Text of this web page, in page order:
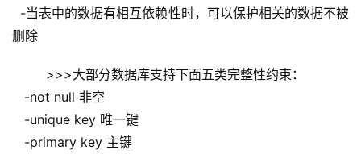
-当表中的数据有相互依赖性时，可以保护相关的数据不被
删除
>>>大部分数据库支持下面五类完整性约束：
-not null 非空
-unique key 唯一键
-primary key 主键